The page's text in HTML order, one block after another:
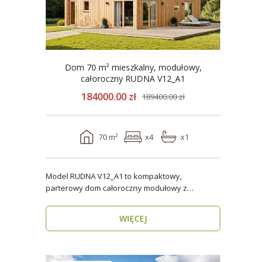
Dom 70 m² mieszkalny, modułowy,
całoroczny RUDNA V12_A1
184000.00 zł 189400.00 zł
70 m² x4 x1
Model RUDNA V12_A1 to kompaktowy,
parterowy dom całoroczny modułowy z
WIĘCEJ